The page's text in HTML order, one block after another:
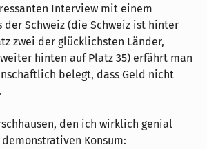
Interview mit einem
der Schweiz (die Schweiz ist hinter
zwei der glücklichsten Länder,
hinten auf Platz 35) erfährt man
belegt, dass Geld nicht
den ich wirklich genial
Konsum: